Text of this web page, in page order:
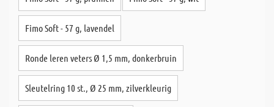
Fimo Soft - 57 g, lavendel
Ronde leren veters Ø 1,5 mm, donkerbruin
Sleutelring 10 st., Ø 25 mm, zilverkleurig